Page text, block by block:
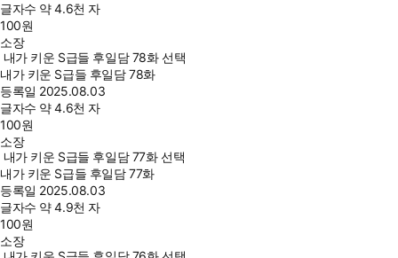
글자수 약 4.6천 자
100원
소장
내가 키운 S급들 후일담 78화 선택
내가 키운 S급들 후일담 78화
등록일 2025.08.03
글자수 약 4.6천 자
100원
소장
내가 키운 S급들 후일담 77화 선택
내가 키운 S급들 후일담 77화
등록일 2025.08.03
글자수 약 4.9천 자
100원
소장